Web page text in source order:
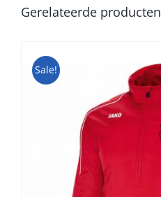
Gerelateerde producten
Sale!